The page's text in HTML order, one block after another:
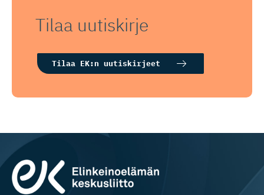
Tilaa uutiskirje
Tilaa EK:n uutiskirjeet